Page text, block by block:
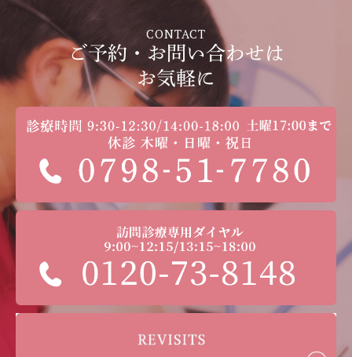
CONTACT
ご予約・お問い合わせは
お気軽に